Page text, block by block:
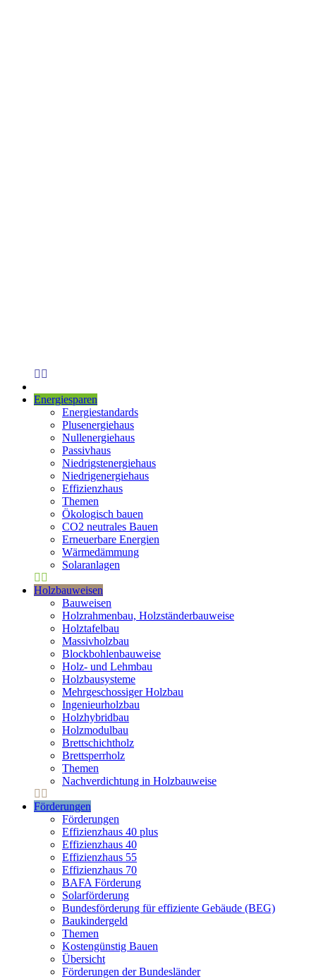
Energiesparen
Energiestandards
Plusenergiehaus
Nullenergiehaus
Passivhaus
Niedrigstenergiehaus
Niedrigenergiehaus
Effizienzhaus
Themen
Ökologisch bauen
CO2 neutrales Bauen
Erneuerbare Energien
Wärmedämmung
Solaranlagen
Holzbauweisen
Bauweisen
Holzrahmenbau, Holzständerbauweise
Holztafelbau
Massivholzbau
Blockbohlenbauweise
Holz- und Lehmbau
Holzbausysteme
Mehrgeschossiger Holzbau
Ingenieurholzbau
Holzhybridbau
Holzmodulbau
Brettschichtholz
Brettsperrholz
Themen
Nachverdichtung in Holzbauweise
Förderungen
Förderungen
Effizienzhaus 40 plus
Effizienzhaus 40
Effizienzhaus 55
Effizienzhaus 70
BAFA Förderung
Solarförderung
Bundesförderung für effiziente Gebäude (BEG)
Baukindergeld
Themen
Kostengünstig Bauen
Übersicht
Förderungen der Bundesländer